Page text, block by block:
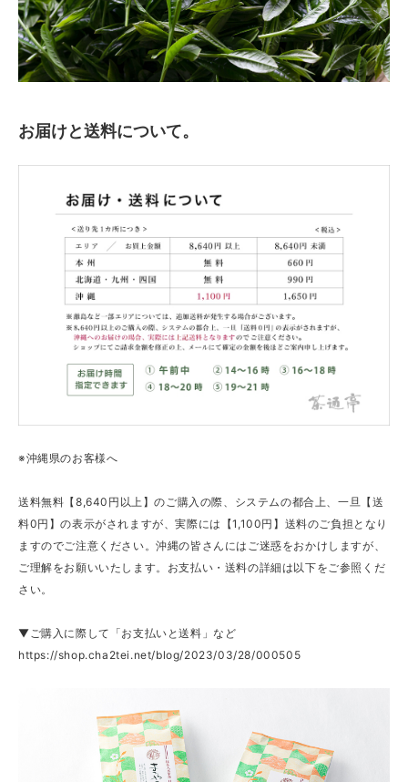
お届けと送料について。
※沖縄県のお客様へ
送料無料【8,640円以上】のご購入の際、システムの都合上、一旦【送
料0円】の表示がされますが、実際には【1,100円】送料のご負担となり
ますのでご注意ください。沖縄の皆さんにはご迷惑をおかけしますが、
ご理解をお願いいたします。お支払い・送料の詳細は以下をご参照くだ
さい。
▼ご購入に際して「お支払いと送料」など
https://shop.cha2tei.net/blog/2023/03/28/000505